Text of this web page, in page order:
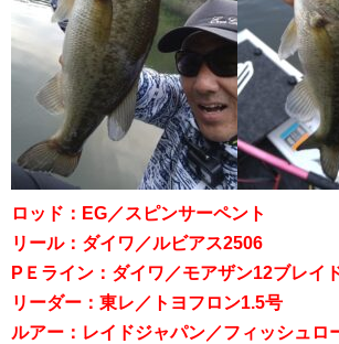
ロッド：EG／スピンサーペント
リール：ダイワ／ルビアス2506
PＥライン：ダイワ／モアザン12ブレイ
リーダー：東レ／トヨフロン1.5号
ルアー：レイドジャパン／フィッシュロ